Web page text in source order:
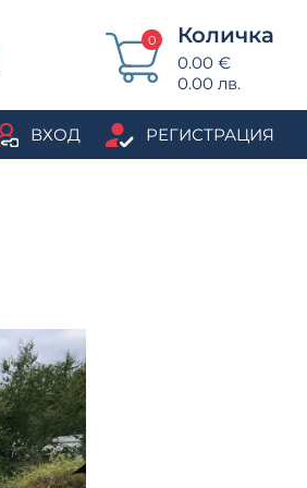
0 Количка
0.00 €
0.00 лв.
ВХОД РЕГИСТРАЦИЯ